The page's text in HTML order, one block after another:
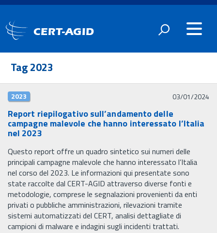
CERT-AGID
Tag 2023
2023 03/01/2024
Report riepilogativo sull’andamento delle
campagne malevole che hanno interessato l’Italia
nel 2023
Questo report offre un quadro sintetico sui numeri delle
principali campagne malevole che hanno interessato l’Italia
nel corso del 2023. Le informazioni qui presentate sono
state raccolte dal CERT-AGID attraverso diverse fonti e
metodologie, comprese le segnalazioni provenienti da enti
privati o pubbliche amministrazioni, rilevazioni tramite
sistemi automatizzati del CERT, analisi dettagliate di
campioni di malware e indagini sugli incidenti trattati.